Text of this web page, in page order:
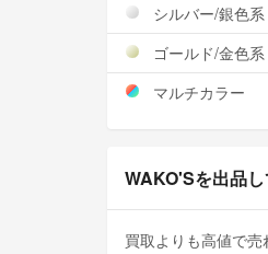
シルバー/銀色系
ゴールド/金色系
マルチカラー
WAKO'Sを出品
買取よりも高値で売